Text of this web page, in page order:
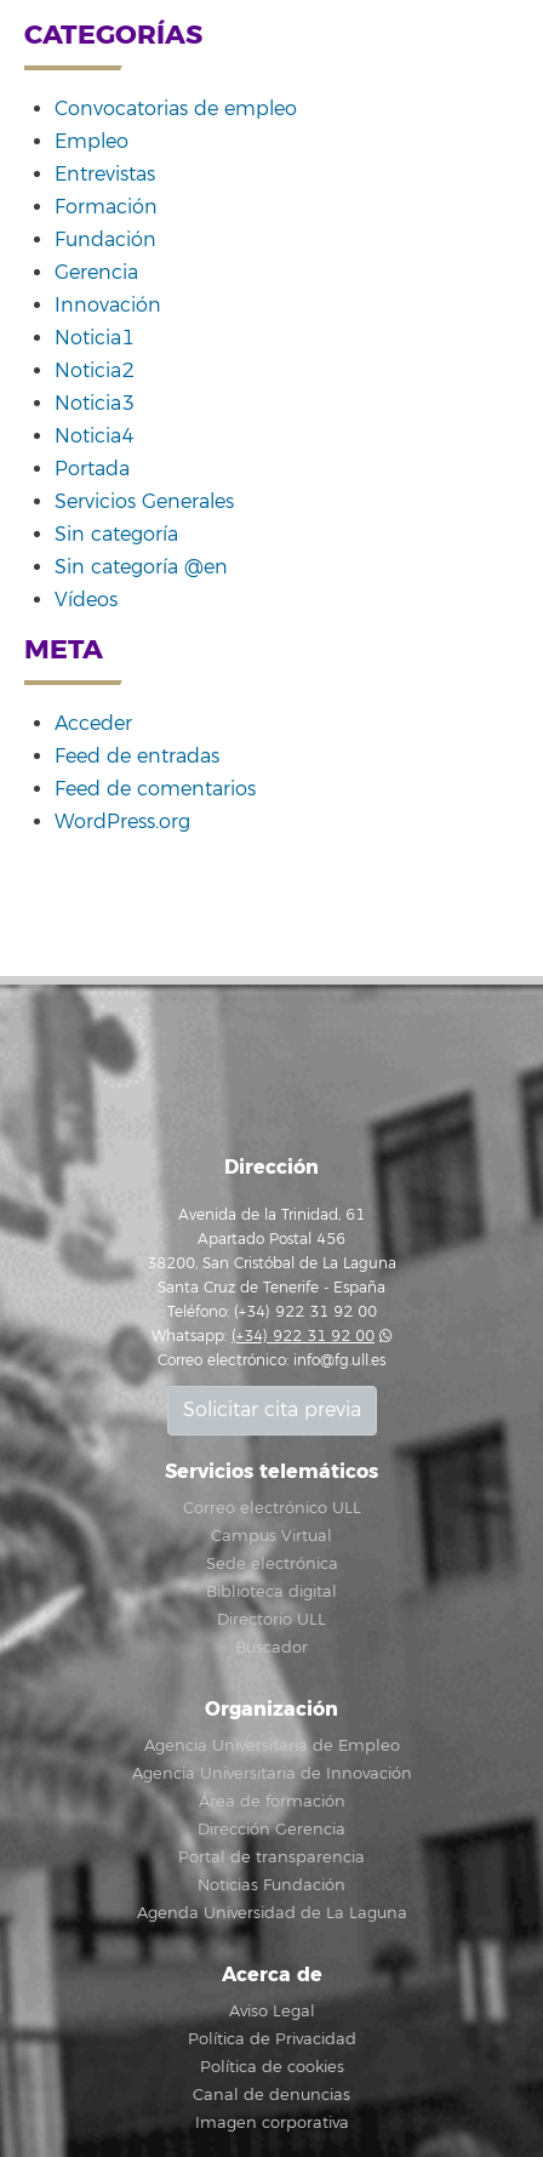
CATEGORÍAS
Convocatorias de empleo
Empleo
Entrevistas
Formación
Fundación
Gerencia
Innovación
Noticia1
Noticia2
Noticia3
Noticia4
Portada
Servicios Generales
Sin categoría
Sin categoría @en
Vídeos
META
Acceder
Feed de entradas
Feed de comentarios
WordPress.org
Dirección
Avenida de la Trinidad, 61
Apartado Postal 456
38200, San Cristóbal de La Laguna
Santa Cruz de Tenerife - España
Teléfono: (+34) 922 31 92 00
Whatsapp: (+34) 922 31 92 00
Correo electrónico: info@fg.ull.es
Solicitar cita previa
Servicios telemáticos
Correo electrónico ULL
Campus Virtual
Sede electrónica
Biblioteca digital
Directorio ULL
Buscador
Organización
Agencia Universitaria de Empleo
Agencia Universitaria de Innovación
Área de formación
Dirección Gerencia
Portal de transparencia
Noticias Fundación
Agenda Universidad de La Laguna
Acerca de
Aviso Legal
Política de Privacidad
Política de cookies
Canal de denuncias
Imagen corporativa